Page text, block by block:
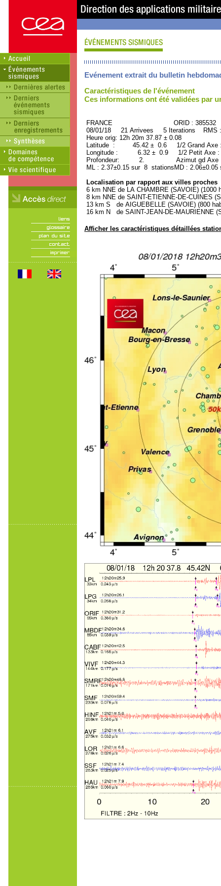
Evénement extrait du bulletin
Caractéristiques de l'événement
Ces informations ont été validées par
FRANCE ORID : 385532
08/01/18 21 Arrivees 5 Iterations RMS
Heure orig: 12h 20m 37.87 ± 0.08
Latitude : 45.42 ± 0.6 1/2 Grand
Longitude : 6.32 ± 0.9 1/2 Petit Axe
Profondeur: 2. Azimut gd Axe :
ML : 2.37±0.15 sur 8 stationsMD :
Localisation par rapport aux villes proches
6 km NNE de LA CHAMBRE (SAVOIE) (1000
8 km NNE de SAINT-ETIENNE-DE-CUINES
13 km S de AIGUEBELLE (SAVOIE) (800
16 km N de SAINT-JEAN-DE-MAURIENNE
Afficher les caractéristiques détaillées